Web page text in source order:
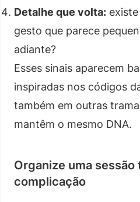
Detalhe que volta:
gesto que parece
adiante?
Esses sinais aparecem
inspiradas nos códigos
também em outras
mantêm o mesmo DNA.
Organize uma
complicação